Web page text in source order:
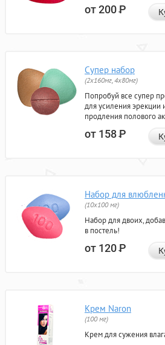
от 200Р
Супер набор
(2х160мг, 4х80мг)
Попробуй все супер
для усиления эрекции
продления полового
от 158Р
Набор для
(10х100 мг)
Набор для двоих,
в постель!
от 120Р
Крем Naron
(100 мг)
Крем для сужения